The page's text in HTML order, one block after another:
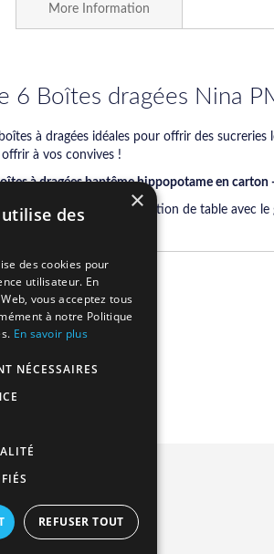
6 Boîtes dragées Nina
à dragées idéales pour offrir des
offrir à vos convives !
à dragées baptême hippopotame en carton
Compléter votre décoration de table avec
More Information
Policy
×
des
des cookies pour
utilisateur. En
vous acceptez tous
à notre Politique
En savoir plus
NÉCESSAIRES
REFUSER TOUT